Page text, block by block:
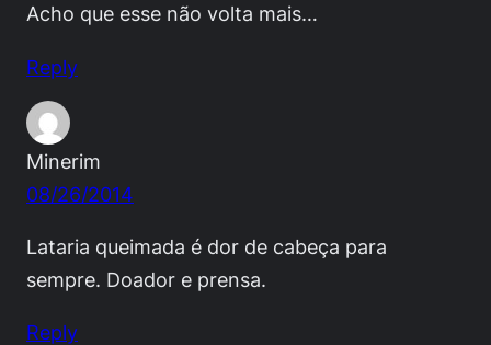
Acho que esse não volta mais…
Reply
Minerim
08/26/2014
Lataria queimada é dor de cabeça para
sempre. Doador e prensa.
Reply